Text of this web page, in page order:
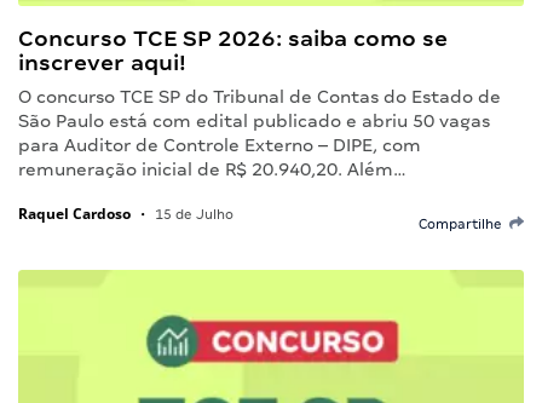
Concurso TCE SP 2026: saiba como se
inscrever aqui!
O concurso TCE SP do Tribunal de Contas do Estado de
São Paulo está com edital publicado e abriu 50 vagas
para Auditor de Controle Externo – DIPE, com
remuneração inicial de R$ 20.940,20. Além…
Raquel Cardoso • 15 de Julho
Compartilhe